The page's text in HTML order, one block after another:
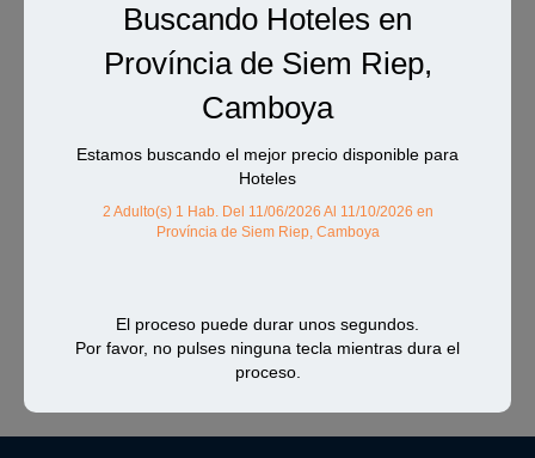
Buscando Hoteles en
Província de Siem Riep,
Camboya
Estamos buscando el mejor precio disponible para
Hoteles
2 Adulto(s) 1 Hab. Del 11/06/2026 Al 11/10/2026 en
Província de Siem Riep, Camboya
El proceso puede durar unos segundos.
Por favor, no pulses ninguna tecla mientras dura el
proceso.